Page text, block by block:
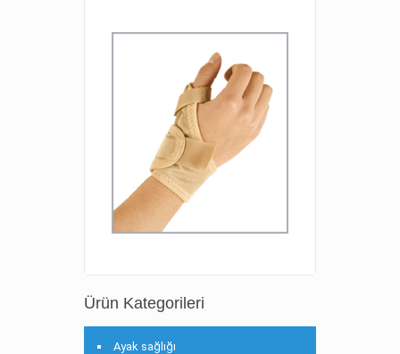
Ürün Kategorileri
Ayak sağlığı